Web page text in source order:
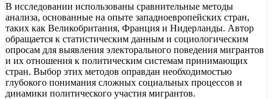
В исследовании использованы сравнительные методы
анализа, основанные на опыте западноевропейских стран,
таких как Великобритания, Франция и Нидерланды. Автор
обращается к статистическим данным и социологическим
опросам для выявления электорального поведения мигрантов
и их отношения к политическим системам принимающих
стран. Выбор этих методов оправдан необходимостью
глубокого понимания сложных социальных процессов и
динамики политического участия мигрантов.